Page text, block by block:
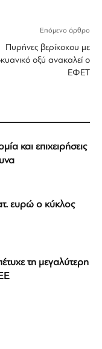
Επόμενο άρθρο
Πυρήνες βερίκοκου με
οξύ ανακαλεί ο
ΕΦΕΤ
και επιχειρήσεις
ευρώ ο κύκλος
τη μεγαλύτερη